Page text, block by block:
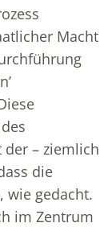
Macht
– ziemlich
die
wie gedacht.
im Zentrum